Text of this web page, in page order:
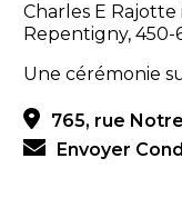
Charles E Rajotte
Repentigny, 450-
Une cérémonie
765, rue
Envoyer